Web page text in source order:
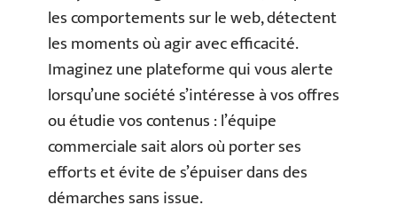
les comportements sur le web, détectent
les moments où agir avec efficacité.
Imaginez une plateforme qui vous alerte
lorsqu’une société s’intéresse à vos offres
ou étudie vos contenus : l’équipe
commerciale sait alors où porter ses
efforts et évite de s’épuiser dans des
démarches sans issue.